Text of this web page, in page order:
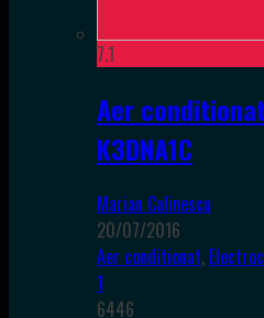
7.1
Aer conditionat
K3DNA1C
Marian Calinescu
20/07/2016
Aer conditionat,
1
6446